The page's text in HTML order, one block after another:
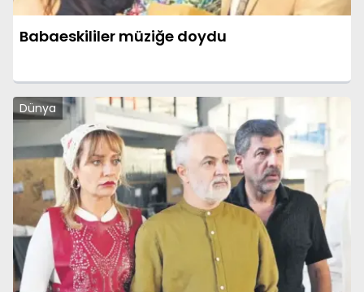
Babaeskililer müziğe doydu
Dünya